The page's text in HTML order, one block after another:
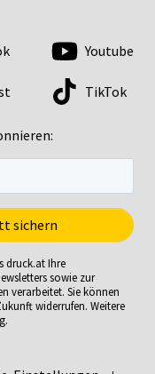
Youtube
TikTok
druck.at Ihre
sowie zur
verarbeitet. Sie können
widerrufen. Weitere
.